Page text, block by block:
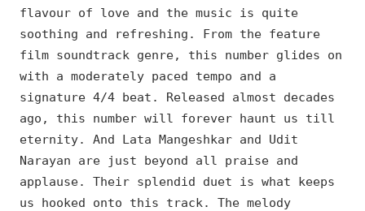
flavour of love and the music is quite
soothing and refreshing. From the feature
film soundtrack genre, this number glides on
with a moderately paced tempo and a
signature 4/4 beat. Released almost decades
ago, this number will forever haunt us till
eternity. And Lata Mangeshkar and Udit
Narayan are just beyond all praise and
applause. Their splendid duet is what keeps
us hooked onto this track. The melody